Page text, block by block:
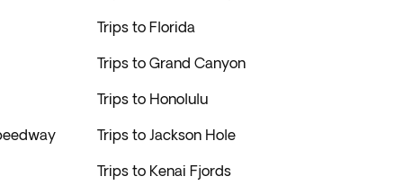
Trips to Florida
Trips to Grand Canyon
Trips to Honolulu
Trips to Jackson Hole
Trips to Kenai Fjords